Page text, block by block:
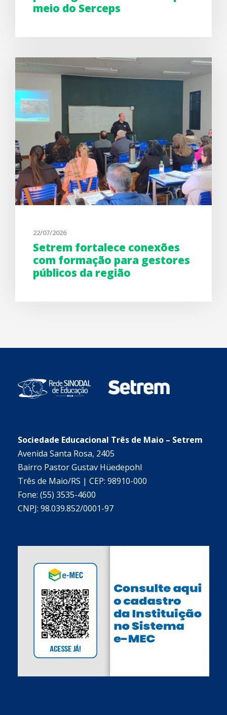
meio do Serceps
22/07/2026
Setrem fortalece conexões
com formação para gestores
públicos da região
Sociedade Educacional Três de Maio – Setrem
Avenida Santa Rosa, 2405
Bairro Pastor Gustav Hüedepohl
Três de Maio/RS | CEP: 98910-000
Fone: (55) 3535-4600
CNPJ: 98.039.852/0001-97